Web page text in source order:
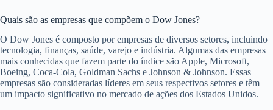
Quais são as empresas que compõem o Dow Jones?
O Dow Jones é composto por empresas de diversos setores, incluindo
tecnologia, finanças, saúde, varejo e indústria. Algumas das empresas
mais conhecidas que fazem parte do índice são Apple, Microsoft,
Boeing, Coca-Cola, Goldman Sachs e Johnson & Johnson. Essas
empresas são consideradas líderes em seus respectivos setores e têm
um impacto significativo no mercado de ações dos Estados Unidos.